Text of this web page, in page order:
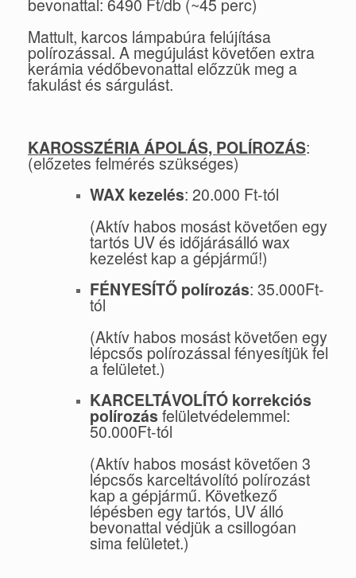
bevonattal: 6490 Ft/db (~45 perc)
Mattult, karcos lámpabúra felújítása
polírozással. A megújulást követően extra
kerámia védőbevonattal előzzük meg a
fakulást és sárgulást.
KAROSSZÉRIA ÁPOLÁS, POLÍROZÁS:
(előzetes felmérés szükséges)
WAX kezelés: 20.000 Ft-tól
(Aktív habos mosást követően egy
tartós UV és időjárásálló wax
kezelést kap a gépjármű!)
FÉNYESÍTŐ polírozás: 35.000Ft-
tól
(Aktív habos mosást követően egy
lépcsős polírozással fényesítjük fel
a felületet.)
KARCELTÁVOLÍTÓ korrekciós
polírozás felületvédelemmel:
50.000Ft-tól
(Aktív habos mosást követően 3
lépcsős karceltávolító polírozást
kap a gépjármű. Következő
lépésben egy tartós, UV álló
bevonattal védjük a csillogóan
sima felületet.)